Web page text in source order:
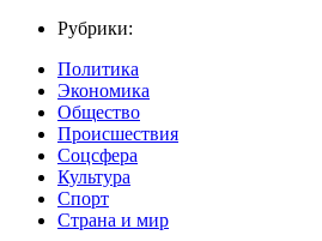
Рубрики:
Политика
Экономика
Общество
Происшествия
Соцсфера
Культура
Спорт
Страна и мир